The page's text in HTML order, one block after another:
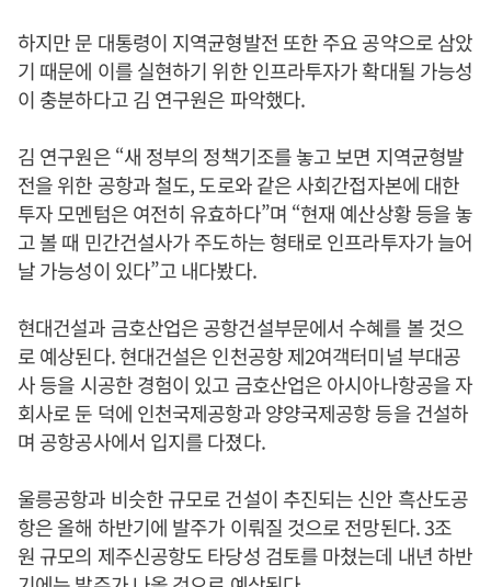
하지만 문 대통령이 지역균형발전 또한 주요 공약으로 삼았
기 때문에 이를 실현하기 위한 인프라투자가 확대될 가능성
이 충분하다고 김 연구원은 파악했다.
김 연구원은 “새 정부의 정책기조를 놓고 보면 지역균형발
전을 위한 공항과 철도, 도로와 같은 사회간접자본에 대한
투자 모멘텀은 여전히 유효하다”며 “현재 예산상황 등을 놓
고 볼 때 민간건설사가 주도하는 형태로 인프라투자가 늘어
날 가능성이 있다”고 내다봤다.
현대건설과 금호산업은 공항건설부문에서 수혜를 볼 것으
로 예상된다. 현대건설은 인천공항 제2여객터미널 부대공
사 등을 시공한 경험이 있고 금호산업은 아시아나항공을 자
회사로 둔 덕에 인천국제공항과 양양국제공항 등을 건설하
며 공항공사에서 입지를 다졌다.
울릉공항과 비슷한 규모로 건설이 추진되는 신안 흑산도공
항은 올해 하반기에 발주가 이뤄질 것으로 전망된다. 3조
원 규모의 제주신공항도 타당성 검토를 마쳤는데 내년 하반